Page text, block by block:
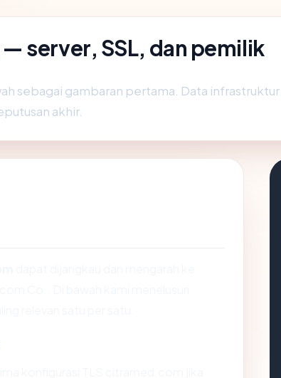
server, SSL, dan pemilik
sebagai gambaran pertama. Data
akhir.